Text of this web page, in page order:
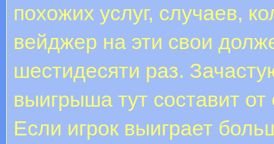
похожих услуг, случаев,
вейджер на эти свои
шестидесяти раз.
выигрыша тут составит
Если игрок выиграет